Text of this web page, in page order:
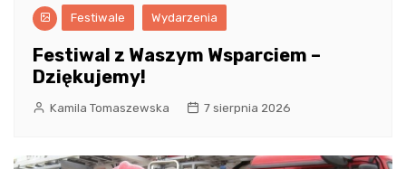
Festiwale Wydarzenia
Festiwal z Waszym Wsparciem –
Dziękujemy!
Kamila Tomaszewska 7 sierpnia 2026